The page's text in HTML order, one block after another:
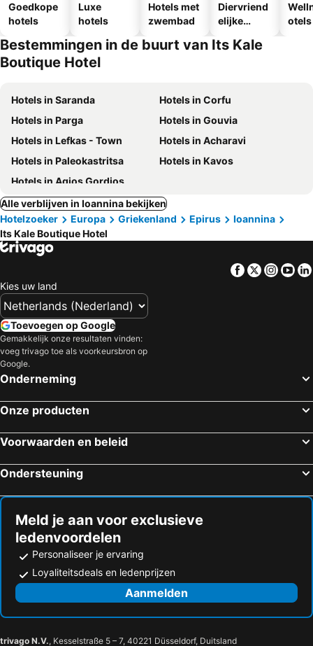
Goedkope
hotels
Luxe
hotels
Hotels met
zwembad
Diervriend
elijke
otels
Bestemmingen in de buurt van Its Kale
Boutique Hotel
Hotels in Saranda
Hotels in Corfu
Hotels in Parga
Hotels in Gouvia
Hotels in Lefkas - Town
Hotels in Acharavi
Hotels in Paleokastritsa
Hotels in Kavos
Hotels in Agios Gordios
Alle verblijven in Ioannina bekijken
Hotelzoeker
Europa Griekenland Epirus
Ioannina
Its Kale Boutique Hotel
Facebook
Twitter
Kies uw land
Toevoegen op Google
Gemakkelijk onze resultaten vinden:
voeg trivago toe als voorkeursbron op
Google.
Onderneming
Onze producten
Voorwaarden en beleid
Ondersteuning
Meld je aan voor exclusieve
ledenvoordelen
Personaliseer je ervaring
Loyaliteitsdeals en ledenprijzen
Aanmelden
trivago N.V., Kesselstraße 5 – 7, 40221 Düsseldorf, Duitsland